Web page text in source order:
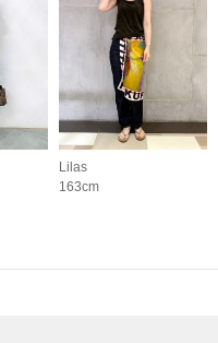
Lilas
163cm